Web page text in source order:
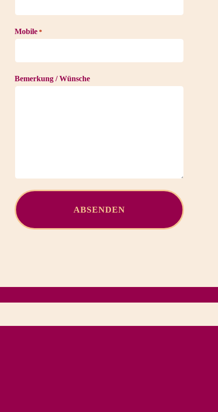
Mobile *
Bemerkung / Wünsche